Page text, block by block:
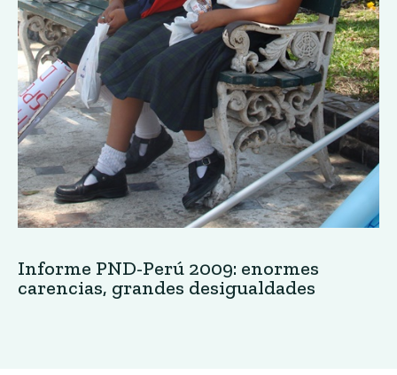
Informe PND-Perú 2009: enormes
carencias, grandes desigualdades